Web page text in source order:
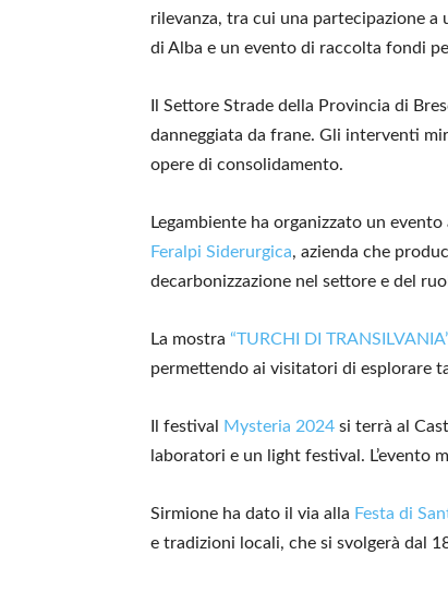
rilevanza, tra cui una partecipazione
di Alba e un evento di raccolta fondi
Il Settore Strade della Provincia di
danneggiata da frane. Gli interventi
opere di consolidamento.
Legambiente ha organizzato un
Feralpi Siderurgica, azienda che
decarbonizzazione nel settore e del
La mostra “TURCHI DI
permettendo ai visitatori di esplorare
Il festival Mysteria 2024 si terrà al
laboratori e un light festival. L’evento
Sirmione ha dato il via alla Festa di
e tradizioni locali, che si svolgerà dal